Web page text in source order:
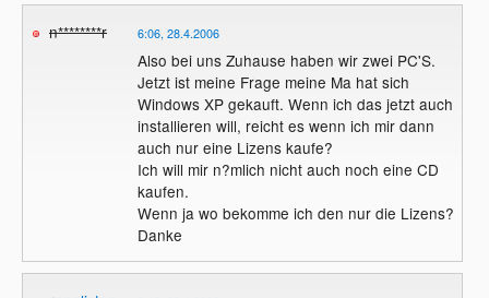
n********r 6:06, 28.4.2006
Also bei uns Zuhause haben wir zwei PC'S.
Jetzt ist meine Frage meine Ma hat sich
Windows XP gekauft. Wenn ich das jetzt auch
installieren will, reicht es wenn ich mir dann
auch nur eine Lizens kaufe?
Ich will mir n?mlich nicht auch noch eine CD
kaufen.
Wenn ja wo bekomme ich den nur die Lizens?
Danke